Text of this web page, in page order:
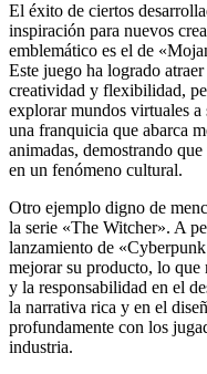
El éxito de ciertos
inspiración para nuevos
emblemático es el de
Este juego ha logrado
creatividad y flexibilidad,
explorar mundos virtuales
una franquicia que abarca
animadas, demostrando
en un fenómeno cultural.
Otro ejemplo digno de
la serie «The Witcher». A
lanzamiento de
mejorar su producto, lo que
y la responsabilidad en el
la narrativa rica y en el
profundamente con los
industria.